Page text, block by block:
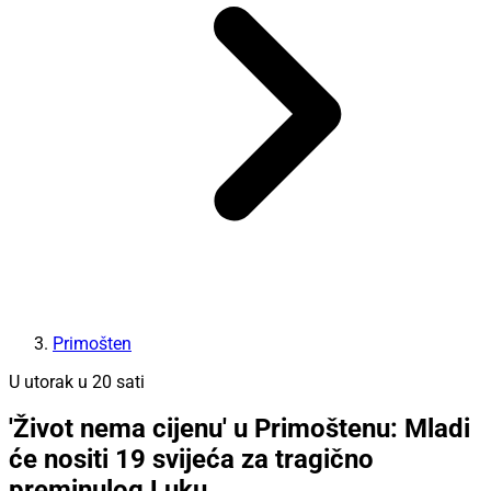
Primošten
U utorak u 20 sati
'Život nema cijenu' u Primoštenu: Mladi
će nositi 19 svijeća za tragično